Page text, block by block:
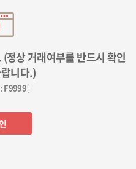
정상 거래여부를 반드시 확인
니다.)
F9999]